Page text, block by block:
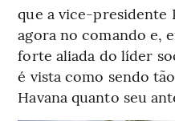
que a vice-presidente
agora no comando e,
forte aliada do líder
é vista como sendo
Havana quanto seu